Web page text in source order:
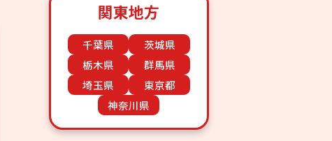
関東地方
千葉県
茨城県
栃木県
群馬県
埼玉県
東京都
神奈川県